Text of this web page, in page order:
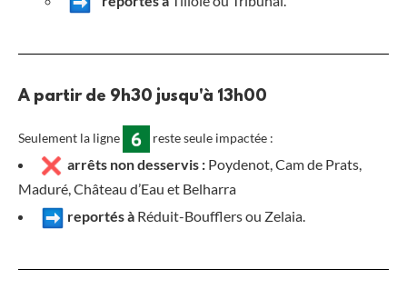
A partir de 9h30 jusqu'à 13h00
Seulement la ligne reste seule impactée :
arrêts non desservis : Poydenot, Cam de Prats,
Maduré, Château d’Eau et Belharra
reportés à Réduit-Boufflers ou Zelaia.